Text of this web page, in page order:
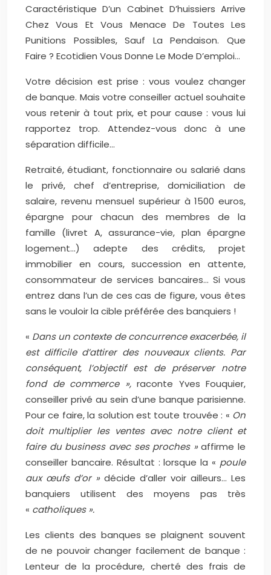
Caractéristique D’un Cabinet D’huissiers Arrive
Chez Vous Et Vous Menace De Toutes Les
Punitions Possibles, Sauf La Pendaison. Que
Faire ? Ecotidien Vous Donne Le Mode D’emploi…
Votre décision est prise : vous voulez changer
de banque. Mais votre conseiller actuel souhaite
vous retenir à tout prix, et pour cause : vous lui
rapportez trop. Attendez-vous donc à une
séparation difficile…
Retraité, étudiant, fonctionnaire ou salarié dans
le privé, chef d’entreprise, domiciliation de
salaire, revenu mensuel supérieur à 1500 euros,
épargne pour chacun des membres de la
famille (livret A, assurance-vie, plan épargne
logement…) adepte des crédits, projet
immobilier en cours, succession en attente,
consommateur de services bancaires… Si vous
entrez dans l’un de ces cas de figure, vous êtes
sans le vouloir la cible préférée des banquiers !
« Dans un contexte de concurrence exacerbée, il
est difficile d’attirer des nouveaux clients. Par
conséquent, l’objectif est de préserver notre
fond de commerce », raconte Yves Fouquier,
conseiller privé au sein d’une banque parisienne.
Pour ce faire, la solution est toute trouvée : « On
doit multiplier les ventes avec notre client et
faire du business avec ses proches »affirme le
conseiller bancaire. Résultat : lorsque la « poule
aux œufs d’or » décide d’aller voir ailleurs… Les
banquiers utilisent des moyens pas très
« catholiques ».
Les clients des banques se plaignent souvent
de ne pouvoir changer facilement de banque :
Lenteur de la procédure, cherté des frais de